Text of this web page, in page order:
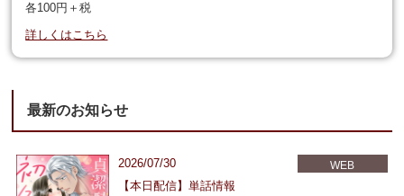
各100円＋税
詳しくはこちら
最新のお知らせ
WEB
2026/07/30
【本日配信】単話情報